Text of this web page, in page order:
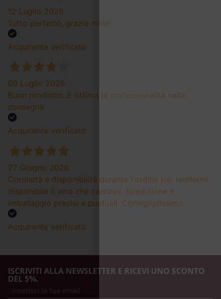
12 Luglio 2026
Tutto perfetto, grazie mille!
Acquirente verificato
09 Luglio 2026
Buon prodotto. E ottima la professionalità nella
consegna
Acquirente verificato
27 Giugno 2026
Cordialtà e disponibilità durante l'ordine per rendermi
disponibile il vino che cercavo. Spedizione e
imballaggio precisi e puntuali. Consigliatissimo.
Acquirente verificato
ISCRIVITI ALLA NEWSLETTER E RICEVI UNO SCONTO
DEL 5%.